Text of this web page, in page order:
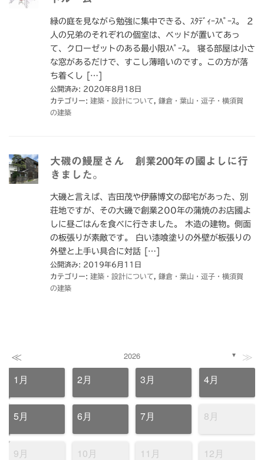
緑の庭を見ながら勉強に集中できる、ｽﾀﾃﾞｨｰｽﾍﾟｰｽ。 2
人の兄弟のそれぞれの個室は、ベッドが置いてあっ
て、クローゼットのある最小限ｽﾍﾟｰｽ。 寝る部屋は小さ
な窓があるだけで、すこし薄暗いのです。この方が落
ち着くし […]
公開済み: 2020年8月18日
カテゴリー: 建築・設計について
鎌倉・葉山・逗子・横須賀
の建築
大磯の鰻屋さん 創業200年の國よしに行
きました。
大磯と言えば、吉田茂や伊藤博文の邸宅があった、別
荘地ですが、その大磯で創業200年の蒲焼のお店國よ
しに昼ごはんを食べに行きました。 木造の建物。側面
の板張りが素敵です。 白い漆喰塗りの外壁が板張りの
外壁と上手い具合に対話 […]
公開済み: 2019年6月11日
カテゴリー: 建築・設計について
鎌倉・葉山・逗子・横須賀
の建築
≪ 2026 ▼ ≫
1月 2月 3月 4月
5月 6月 7月 8月
9月 10月 11月 12月